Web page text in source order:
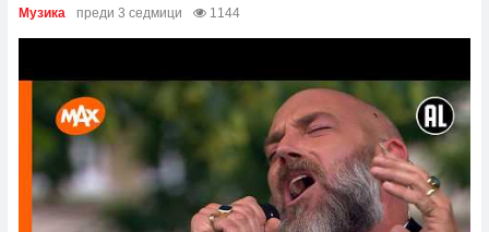
Музика преди 3 седмици 1144